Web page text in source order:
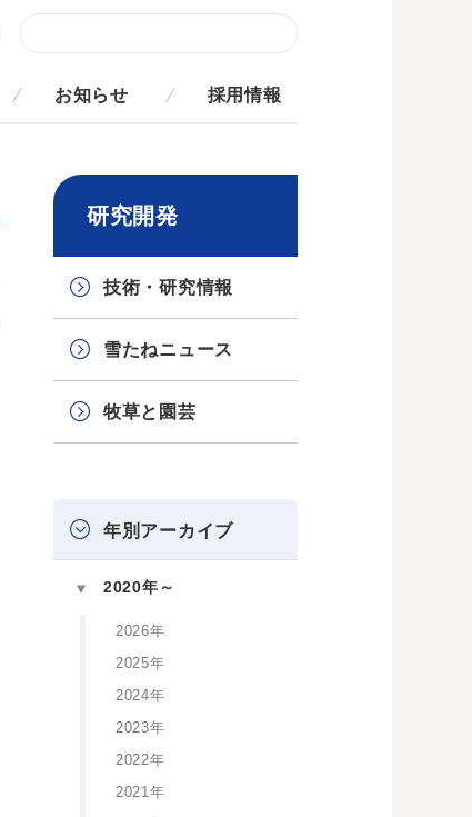
お知らせ 採用情報
研究開発
技術・研究情報
雪たねニュース
牧草と園芸
年別アーカイブ
2020年～
2026年
2025年
2024年
2023年
2022年
2021年